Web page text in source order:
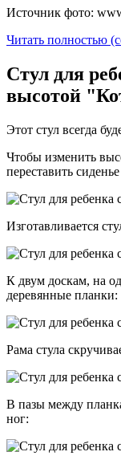
Источник фото:
Читать полностью
Стул для
высотой
Этот стул всегда
Чтобы изменить
переставить
Изготавливается
К двум доскам, на
деревянные планки:
Рама стула
В пазы между
ног: